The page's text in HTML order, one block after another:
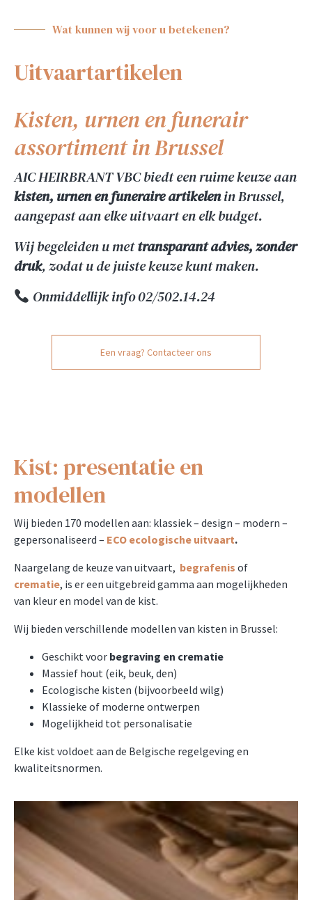
Wat kunnen wij voor u betekenen?
Uitvaartartikelen
Kisten, urnen en funerair
assortiment in Brussel
AIC HEIRBRANT VBC biedt een ruime keuze aan
kisten, urnen en funeraire artikelenin Brussel,
aangepast aan elke uitvaart en elk budget.
Wij begeleiden u mettransparant advies, zonder
druk, zodat u de juiste keuze kunt maken.
Onmiddellijk info 02/502.14.24
Een vraag? Contacteer ons
Kist: presentatie en
modellen
Wij bieden 170 modellen aan: klassiek – design – modern –
gepersonaliseerd – ECO ecologische uitvaart.
Naargelang de keuze van uitvaart, begrafenis of
crematie, is er een uitgebreid gamma aan mogelijkheden
van kleur en model van de kist.
Wij bieden verschillende modellen van kisten in Brussel:
Geschikt voor begraving en crematie
Massief hout (eik, beuk, den)
Ecologische kisten (bijvoorbeeld wilg)
Klassieke of moderne ontwerpen
Mogelijkheid tot personalisatie
Elke kist voldoet aan de Belgische regelgeving en
kwaliteitsnormen.